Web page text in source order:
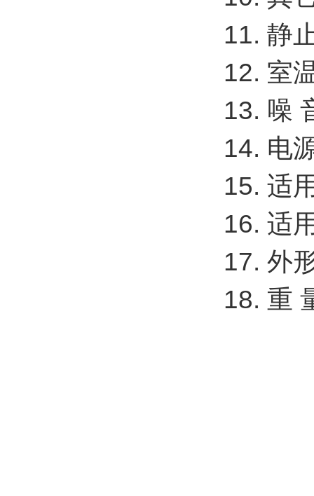
11. 静
12. 室
13. 噪
14. 电
15. 适
16. 适
17. 外
18. 重